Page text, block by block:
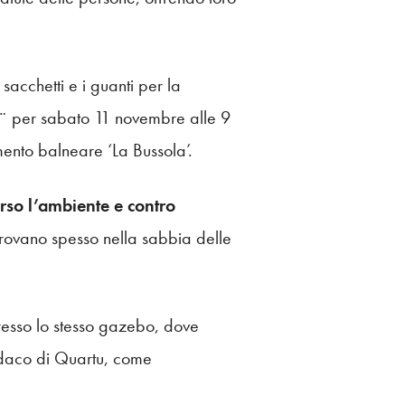
e i guanti per la
per sabato 11 novembre alle 9
balneare ‘La Bussola’.
l’ambiente e contro
spesso nella sabbia delle
lo stesso gazebo, dove
di Quartu, come